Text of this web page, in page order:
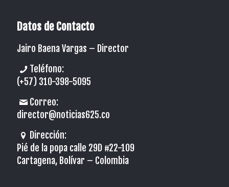
Datos de Contacto
Jairo Baena Vargas – Director
Teléfono:
(+57) 310-398-5095
Correo:
director@noticias625.co
Dirección:
Pié de la popa calle 29D #22-109
Cartagena, Bolívar – Colombia